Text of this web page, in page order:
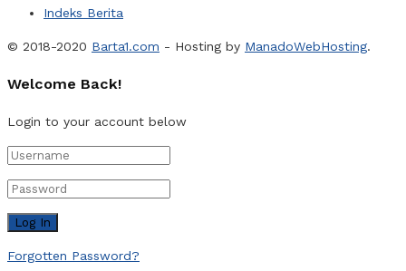
Indeks Berita
© 2018-2020 Barta1.com - Hosting by ManadoWebHosting.
Welcome Back!
Login to your account below
Forgotten Password?